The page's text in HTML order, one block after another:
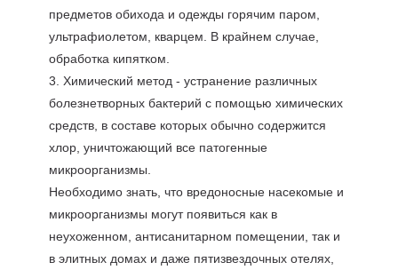
предметов обихода и одежды горячим паром,
ультрафиолетом, кварцем. В крайнем случае,
обработка кипятком.
3. Химический метод - устранение различных
болезнетворных бактерий с помощью химических
средств, в составе которых обычно содержится
хлор, уничтожающий все патогенные
микроорганизмы.
Необходимо знать, что вредоносные насекомые и
микроорганизмы могут появиться как в
неухоженном, антисанитарном помещении, так и
в элитных домах и даже пятизвездочных отелях,